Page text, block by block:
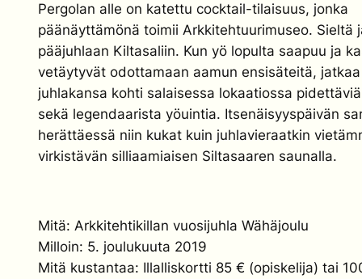
Pergolan alle on katettu cocktail-tilaisuus, jonka
päänäyttämönä toimii Arkkitehtuurimuseo. Sieltä
pääjuhlaan Kiltasaliin. Kun yö lopulta saapuu ja
vetäytyvät odottamaan aamun ensisäteitä, jatkaa
juhlakansa kohti salaisessa lokaatiossa
sekä legendaarista yöuintia. Itsenäisyyspäivän
herättäessä niin kukat kuin juhlavieraatkin
virkistävän silliaamiaisen Siltasaaren saunalla.
Mitä: Arkkitehtikillan vuosijuhla Wähäjoulu
Milloin: 5. joulukuuta 2019
Mitä kustantaa: Illalliskortti 85 € (opiskelija) tai